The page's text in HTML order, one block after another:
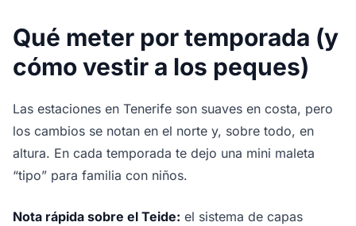
Qué meter por temporada (y
cómo vestir a los peques)
Las estaciones en Tenerife son suaves en costa, pero
los cambios se notan en el norte y, sobre todo, en
altura. En cada temporada te dejo una mini maleta
“tipo” para familia con niños.
Nota rápida sobre el Teide: el sistema de capas